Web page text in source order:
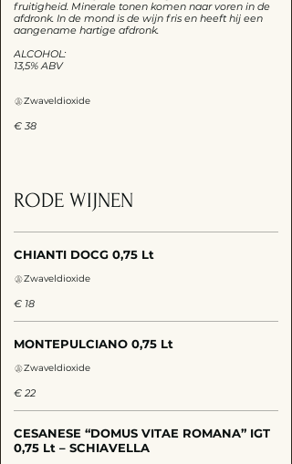
fruitigheid. Minerale tonen komen naar voren in de
afdronk. In de mond is de wijn fris en heeft hij een
aangename hartige afdronk.
ALCOHOL:
13,5% ABV
€ 38
Zwaveldioxide
RODE WIJNEN
CHIANTI DOCG 0,75 Lt
€ 18
Zwaveldioxide
MONTEPULCIANO 0,75 Lt
€ 22
Zwaveldioxide
CESANESE “DOMUS VITAE ROMANA” IGT
0,75 Lt – SCHIAVELLA